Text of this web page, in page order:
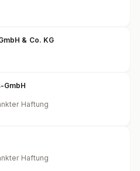
& Co. KG
GmbH
Haftung
Haftung